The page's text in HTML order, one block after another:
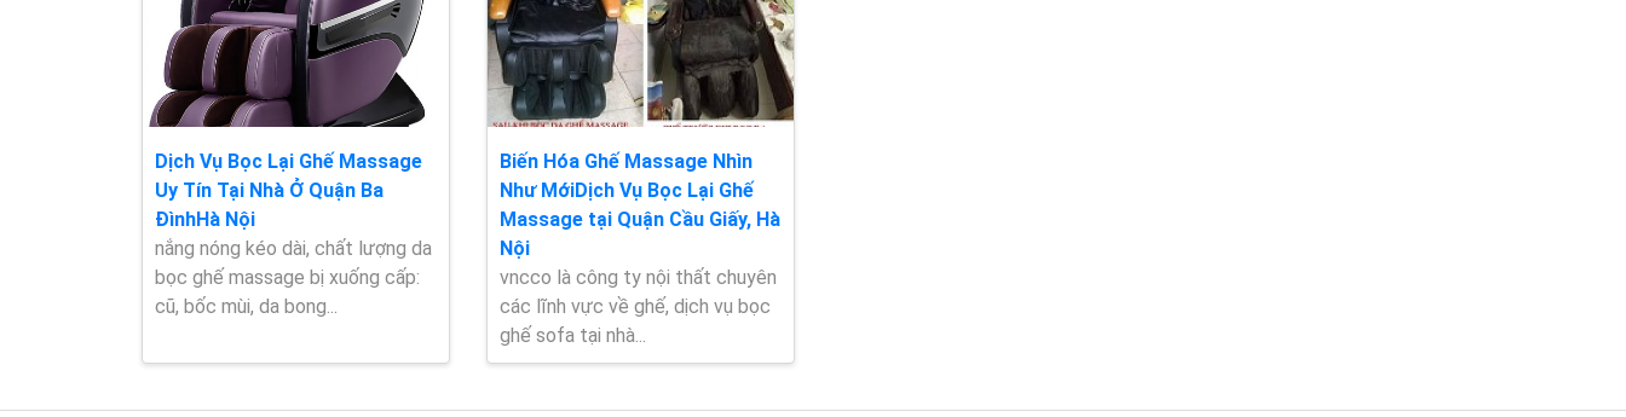
Dịch Vụ Bọc Lại Ghế Massage
Uy Tín Tại Nhà Ở Quận Ba
ĐìnhHà Nội
nắng nóng kéo dài, chất lượng da
bọc ghế massage bị xuống cấp:
cũ, bốc mùi, da bong...
Biến Hóa Ghế Massage Nhìn
Như MớiDịch Vụ Bọc Lại Ghế
Massage tại Quận Cầu Giấy, Hà
Nội
vncco là công ty nội thất chuyên
các lĩnh vực về ghế, dịch vụ bọc
ghế sofa tại nhà...